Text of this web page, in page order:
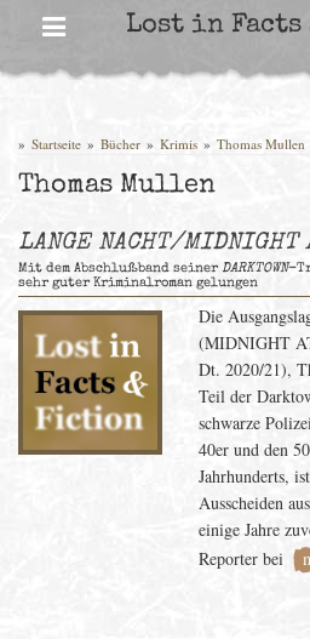
Lost in
» Startseite » Bücher » Krimis » Thomas Mullen
Thomas Mullen
LANGE NACHT/MIDNIGHT
Mit dem Abschlußband seiner DARKTOWN-
sehr guter Kriminalroman gelungen
Die
(MIDNIGHT
Dt. 2020/21),
Teil der
schwarze
40er und den
Jahrhunderts,
Ausscheiden
einige Jahre
Reporter bei